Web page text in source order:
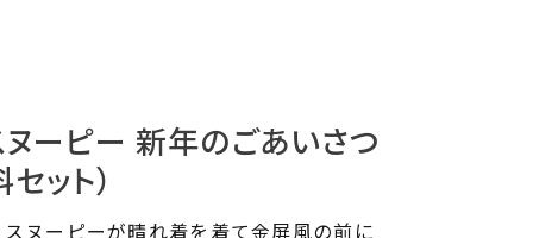
ーピー 新年のごあいさつ
ット）
ヌーピーが晴れ着を着て金屏風の前に